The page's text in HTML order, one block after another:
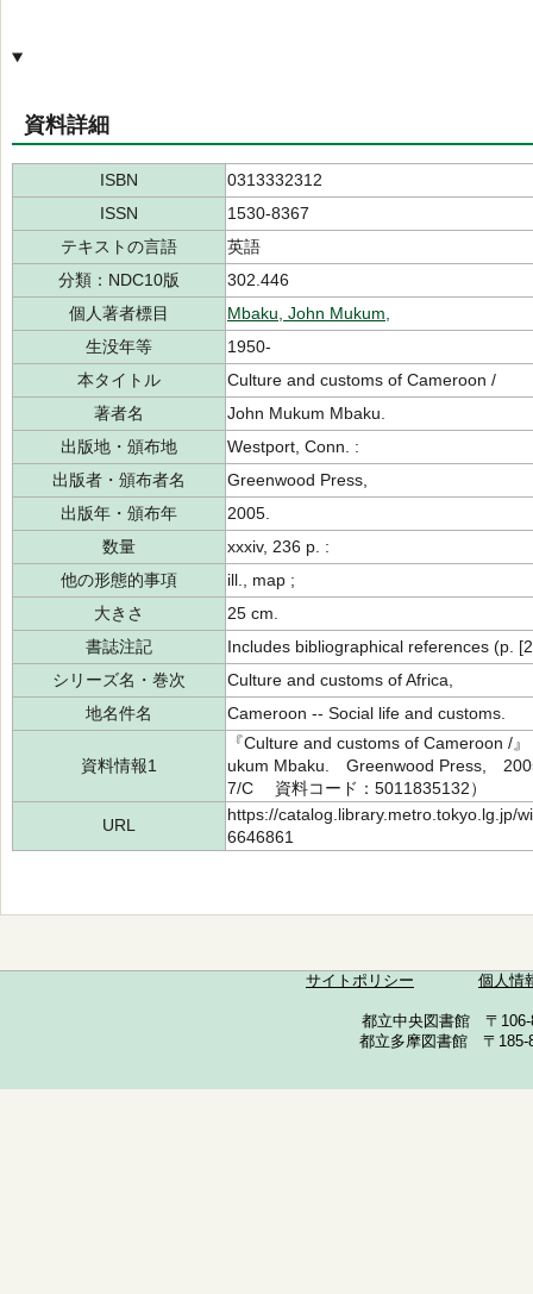
資料詳細
ISBN
0313332312
ISSN
1530-8367
テキストの言語
英語
分類：NDC10版
302.446
個人著者標目
Mbaku, John Mukum,
生没年等
1950-
本タイトル
Culture and customs of Cameroon /
著者名
John Mukum Mbaku.
出版地・頒布地
Westport, Conn. :
出版者・頒布者名
Greenwood Press,
出版年・頒布年
2005.
数量
xxxiv, 236 p. :
他の形態的事項
ill., map ;
大きさ
25 cm.
書誌注記
Includes bibliographical references (p.
シリーズ名・巻次
Culture and customs of Africa,
地名件名
Cameroon -- Social life and customs.
資料情報1
『Culture and customs of Cameroon /
ukum Mbaku. Greenwood Press,
7/C 資料コード：5011835132）
URL
https://catalog.library.metro.tokyo.lg.jp/
6646861
サイトポリシー 個人情
都立中央図書館 〒
都立多摩図書館 〒185-